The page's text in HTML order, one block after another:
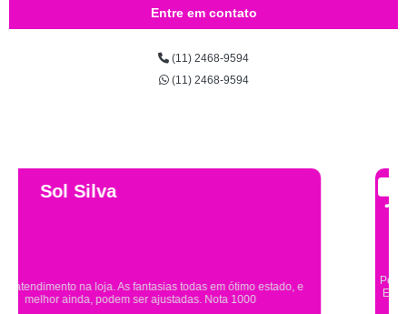
Entre em contato
(11) 2468-9594
(11) 2468-9594
Gsutavo Pinto
Pesquisei em mais de 20 lojas e só encontrei a fantasia de meu filho na
Eureka. Cheguei praticamente no horário em que estavam fechando e
mesmo assim fui muito bem atendido.